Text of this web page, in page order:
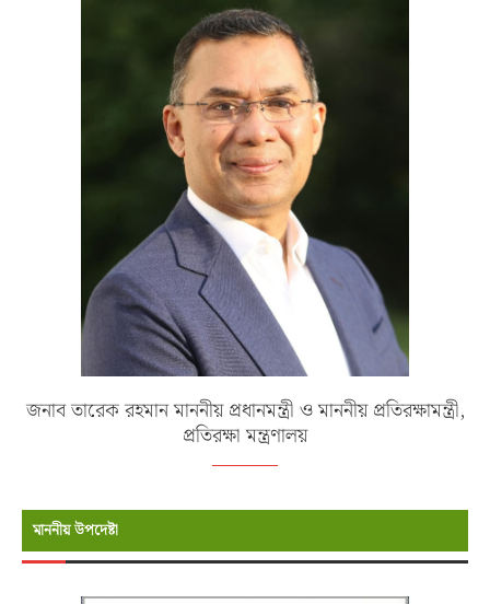
জনাব তারেক রহমান মাননীয় প্রধানমন্ত্রী ও মাননীয় প্রতিরক্ষামন্ত্রী,
প্রতিরক্ষা মন্ত্রণালয়
মাননীয় উপদেষ্টা